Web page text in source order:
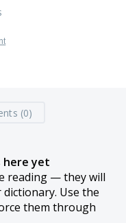
(0)
here yet
reading — they will
Use the
them through